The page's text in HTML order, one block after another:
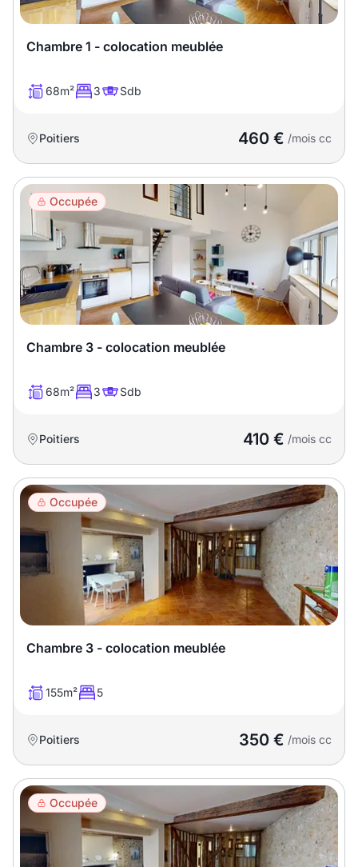
Chambre 1 - colocation meublée
68m² 3 Sdb
Poitiers 460 € /mois cc
Occupée
Chambre 3 - colocation meublée
68m² 3 Sdb
Poitiers 410 € /mois cc
Occupée
Chambre 3 - colocation meublée
155m² 5
Poitiers 350 € /mois cc
Occupée